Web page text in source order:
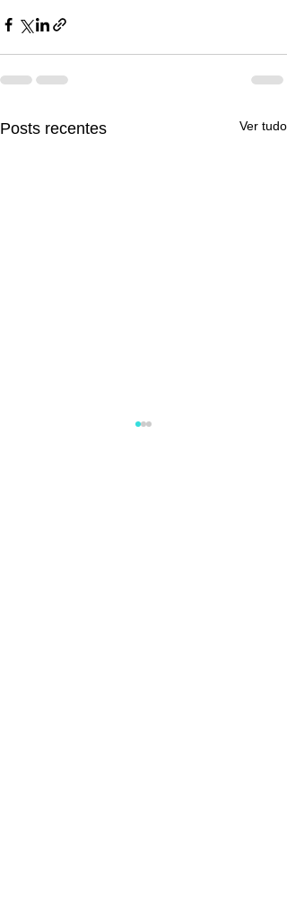
Posts recentes Ver tudo